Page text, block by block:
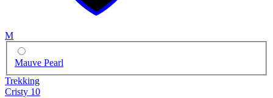
M
Mauve Pearl
Trekking
Cristy 10